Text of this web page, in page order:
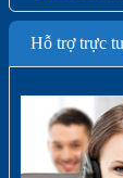
Hỗ trợ trực